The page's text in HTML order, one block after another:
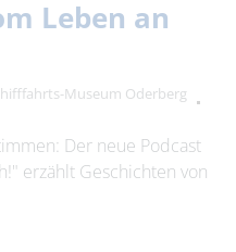
1
14 15
16
21 22
23
28 29
30
Leben an
Museum Oderberg
Der neue Podcast
erzählt Geschichten von